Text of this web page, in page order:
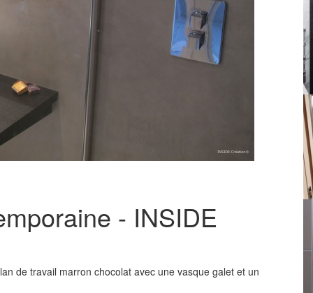
- INSIDE
de travail marron chocolat avec une vasque galet et un